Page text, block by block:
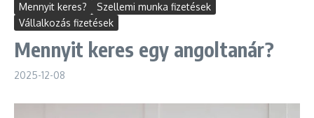
Mennyit keres?
Szellemi munka fizetések
Vállalkozás fizetések
Mennyit keres egy angoltanár?
2025-12-08